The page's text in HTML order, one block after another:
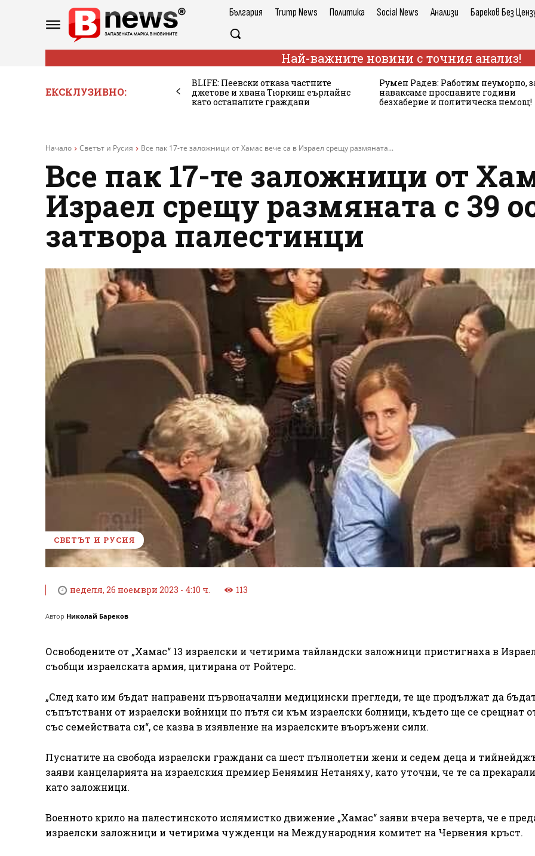
България Trump News Политика Social News Анализи Бареков Без
Най-важните новини с точния анализ!
ЕКСКЛУЗИВНО:
BLIFE: Пеевски отказа частните
джетове и хвана Тюркиш еърлайнс
като останалите граждани
Румен Радев: Работим неуморно,
наваксаме проспаните години
безхаберие и политическа немощ!
Начало Светът и Русия Все пак 17-те заложници от Хамас вече са в Израел срещу размяната...
Все пак 17-те заложници от
Израел срещу размяната с 39
затвора палестинци
СВЕТЪТ И РУСИЯ
неделя, 26 ноември 2023 - 4:10 ч. 113
Автор Николай Бареков
Освободените от „Хамас“ 13 израелски и четирима тайландски заложници пристигнаха в
съобщи израелската армия, цитирана от Ройтерс.
„След като им бъдат направени първоначални медицински прегледи, те ще продължат да
съпътствани от израелски войници по пътя си към израелски болници, където ще се срещнат
със семействата си“, се казва в изявление на израелските въоръжени сили.
Пуснатите на свобода израелски граждани са шест пълнолетни жени и седем деца и
заяви канцеларията на израелския премиер Бенямин Нетаняху, като уточни, че те са
като заложници.
Военното крило на палестинското ислямистко движение „Хамас“ заяви вчера вечерта, че е
израелски заложници и четирима чужденци на Международния комитет на Червения кръст.